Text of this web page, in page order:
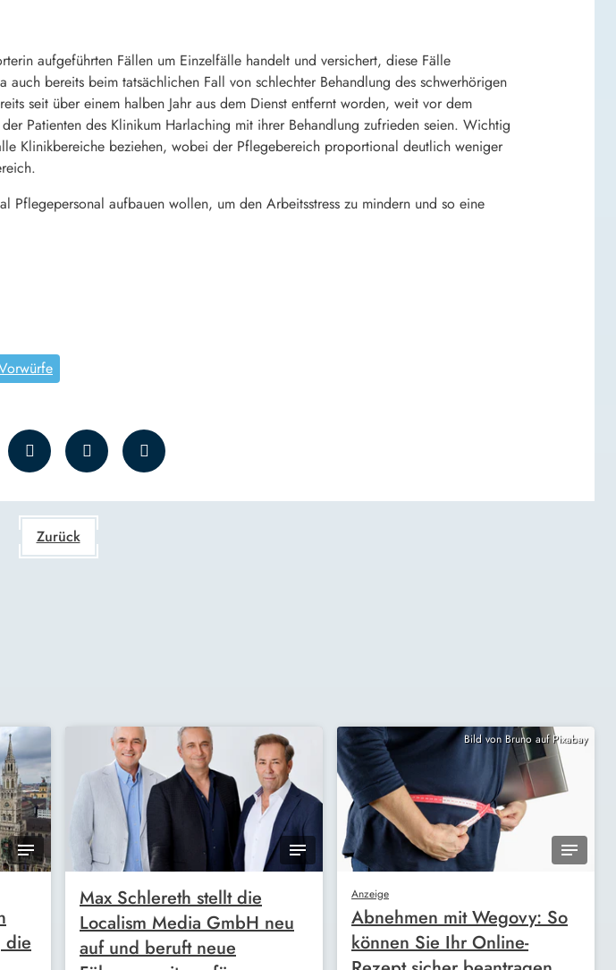
aufgeführten Fällen um Einzelfälle handelt und versichert, diese Fälle
bereits beim tatsächlichen Fall von schlechter Behandlung des schwerhörigen
seit über einem halben Jahr aus dem Dienst entfernt worden, weit vor dem
Patienten des Klinikum Harlaching mit ihrer Behandlung zufrieden seien. Wichtig
Klinikbereiche beziehen, wobei der Pflegebereich proportional deutlich weniger
aufbauen wollen, um den Arbeitsstress zu mindern und so eine
Zurück
die
Max Schlereth stellt die
Localism Media GmbH neu
auf und beruft neue
Bild von Bruno auf Pixabay
Anzeige
Abnehmen mit Wegovy: So
können Sie Ihr Online-